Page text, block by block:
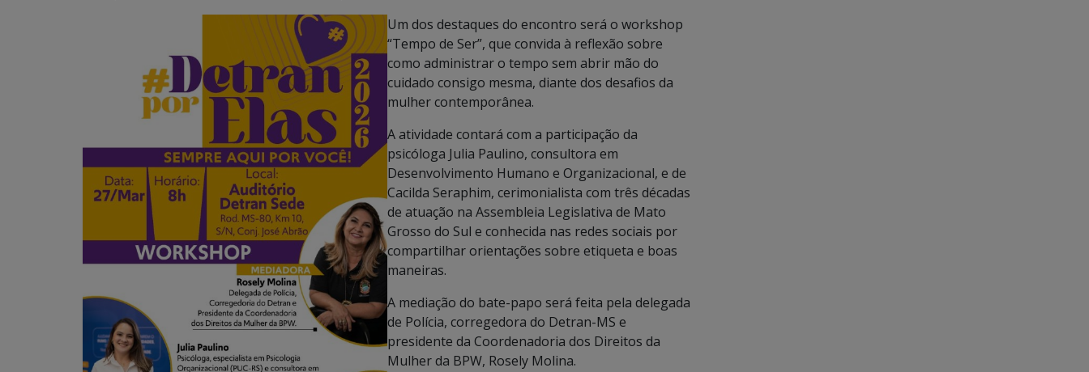
Um dos destaques do encontro será o workshop
“Tempo de Ser”, que convida à reflexão sobre
como administrar o tempo sem abrir mão do
cuidado consigo mesma, diante dos desafios da
mulher contemporânea.
A atividade contará com a participação da
psicóloga Julia Paulino, consultora em
Desenvolvimento Humano e Organizacional, e de
Cacilda Seraphim, cerimonialista com três décadas
de atuação na Assembleia Legislativa de Mato
Grosso do Sul e conhecida nas redes sociais por
compartilhar orientações sobre etiqueta e boas
maneiras.
A mediação do bate-papo será feita pela delegada
de Polícia, corregedora do Detran-MS e
presidente da Coordenadoria dos Direitos da
Mulher da BPW, Rosely Molina.